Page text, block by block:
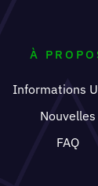
À
Informations
Nouvelles
FAQ